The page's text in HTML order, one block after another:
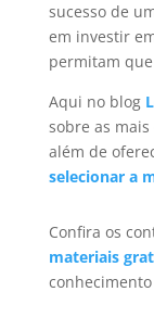
sucesso de
em investir
permitam
Aqui no blog
sobre as
além de
selecionar a
Confira os
materiais